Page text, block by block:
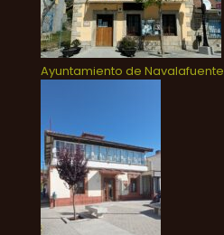
Ayuntamiento de Navalafuente